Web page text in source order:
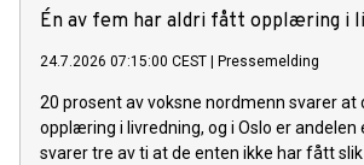
Én av fem har aldri fått opplæring i
24.7.2026 07:15:00 CEST | Pressemelding
20 prosent av voksne nordmenn svarer at
opplæring i livredning, og i Oslo er andelen
svarer tre av ti at de enten ikke har fått